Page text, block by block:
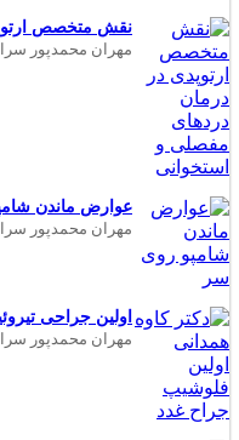
نقش متخصص
مهران محمدپور
عوارض ماندن
مهران محمدپور
اولین جراحی
مهران محمدپور